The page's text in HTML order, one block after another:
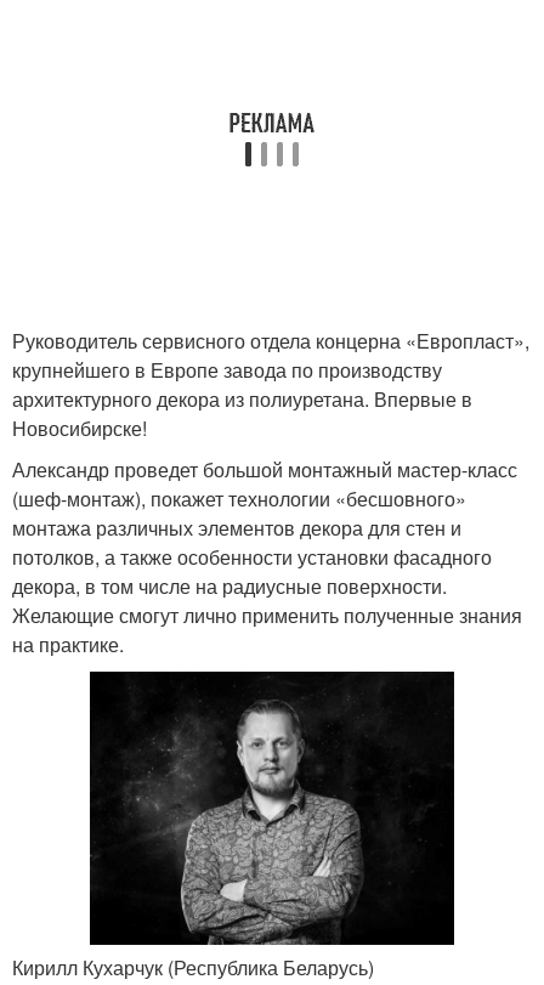
Руководитель сервисного отдела концерна «Европласт»,
крупнейшего в Европе завода по производству
архитектурного декора из полиуретана. Впервые в
Новосибирске!
Александр проведет большой монтажный мастер-класс
(шеф-монтаж), покажет технологии «бесшовного»
монтажа различных элементов декора для стен и
потолков, а также особенности установки фасадного
декора, в том числе на радиусные поверхности.
Желающие смогут лично применить полученные знания
на практике.
Кирилл Кухарчук (Республика Беларусь)